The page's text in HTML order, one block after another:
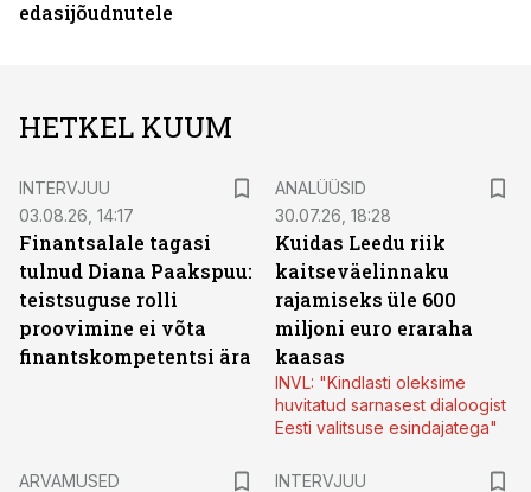
edasijõudnutele
HETKEL KUUM
INTERVJUU
03.08.26, 14:17
Finantsalale tagasi
tulnud Diana Paakspuu:
teistsuguse rolli
proovimine ei võta
finantskompetentsi ära
ANALÜÜSID
30.07.26, 18:28
Kuidas Leedu riik
kaitseväelinnaku
rajamiseks üle 600
miljoni euro eraraha
kaasas
INVL: "Kindlasti oleksime
huvitatud sarnasest dialoogist
Eesti valitsuse esindajatega"
ARVAMUSED
INTERVJUU